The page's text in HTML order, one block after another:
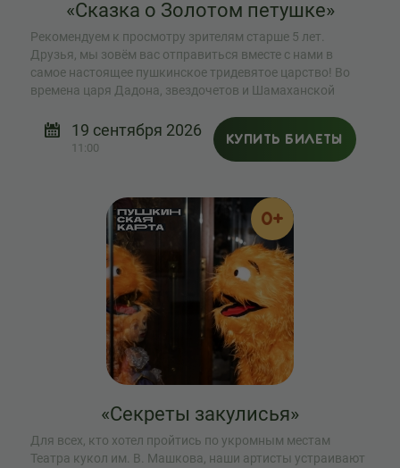
«Сказка о Золотом петушке»
Рекомендуем к просмотру зрителям старше 5 лет.
Друзья, мы зовём вас отправиться вместе с нами в
самое настоящее пушкинское тридевятое царство! Во
времена царя Дадона, звездочетов и Шамаханской
19 сентября 2026
11:00
КУПИТЬ БИЛЕТЫ
0+
«Секреты закулисья»
Для всех, кто хотел пройтись по укромным местам
Театра кукол им. В. Машкова, наши артисты устраивают